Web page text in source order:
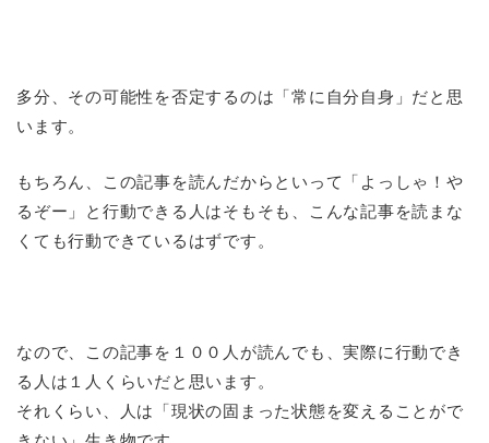
多分、その可能性を否定するのは「常に自分自身」だと思
います。
もちろん、この記事を読んだからといって「よっしゃ！や
るぞー」と行動できる人はそもそも、こんな記事を読まな
くても行動できているはずです。
なので、この記事を１００人が読んでも、実際に行動でき
る人は１人くらいだと思います。
それくらい、人は「現状の固まった状態を変えることがで